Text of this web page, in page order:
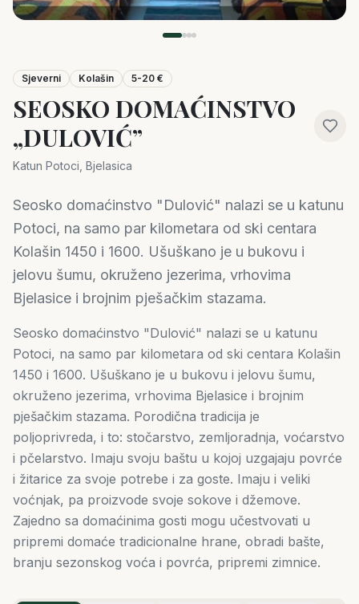
Sjeverni Kolašin 5-20 €
SEOSKO DOMAĆINSTVO
„DULOVIĆ”
Katun Potoci, Bjelasica
Seosko domaćinstvo "Dulović" nalazi se u katunu
Potoci, na samo par kilometara od ski centara
Kolašin 1450 i 1600. Ušuškano je u bukovu i
jelovu šumu, okruženo jezerima, vrhovima
Bjelasice i brojnim pješačkim stazama.
Seosko domaćinstvo "Dulović" nalazi se u katunu
Potoci, na samo par kilometara od ski centara Kolašin
1450 i 1600. Ušuškano je u bukovu i jelovu šumu,
okruženo jezerima, vrhovima Bjelasice i brojnim
pješačkim stazama. Porodična tradicija je
poljoprivreda, i to: stočarstvo, zemljoradnja, voćarstvo
i pčelarstvo. Imaju svoju baštu u kojoj uzgajaju povrće
i žitarice za svoje potrebe i za goste. Imaju i veliki
voćnjak, pa proizvode svoje sokove i džemove.
Zajedno sa domaćinima gosti mogu učestvovati u
pripremi domaće tradicionalne hrane, obradi bašte,
branju sezonskog voća i povrća, pripremi zimnice.